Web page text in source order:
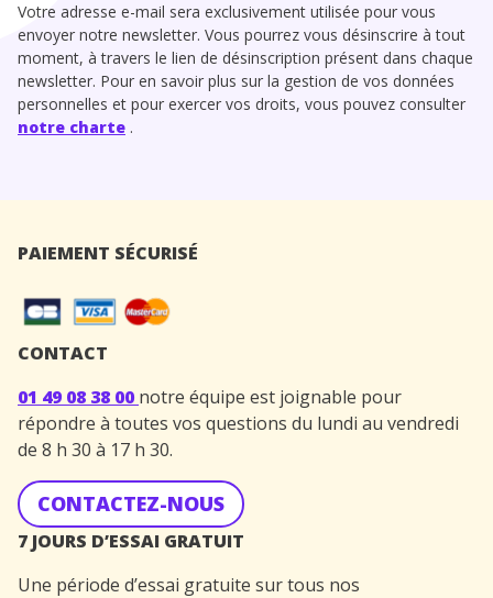
Votre adresse e-mail sera exclusivement utilisée pour vous
envoyer notre newsletter. Vous pourrez vous désinscrire à tout
moment, à travers le lien de désinscription présent dans chaque
newsletter. Pour en savoir plus sur la gestion de vos données
personnelles et pour exercer vos droits, vous pouvez consulter
notre charte .
PAIEMENT SÉCURISÉ
CONTACT
01 49 08 38 00 notre équipe est joignable pour
répondre à toutes vos questions du lundi au vendredi
de 8 h 30 à 17 h 30.
CONTACTEZ-NOUS
7 JOURS D’ESSAI GRATUIT
Une période d’essai gratuite sur tous nos